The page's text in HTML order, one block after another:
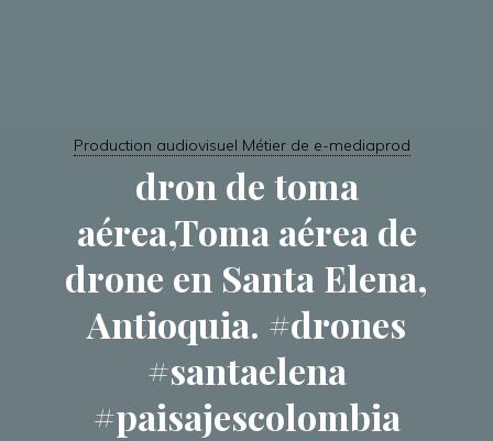
Production audiovisuel Métier de e-mediaprod
dron de toma
aérea,Toma aérea de
drone en Santa Elena,
Antioquia. #drones
#santaelena
#paisajescolombia